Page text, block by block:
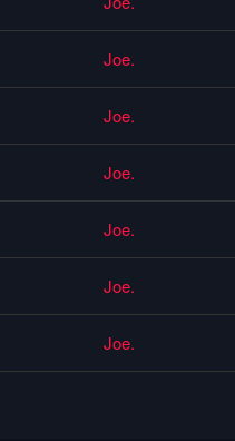
Joe.
Joe.
Joe.
Joe.
Joe.
Joe.